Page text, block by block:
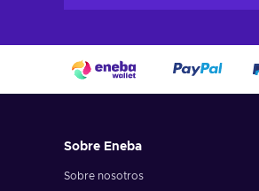
Sobre Eneba
Sobre nosotros